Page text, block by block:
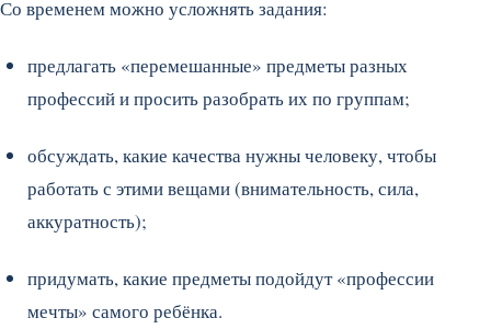
Со временем можно усложнять задания:
предлагать «перемешанные» предметы разных
профессий и просить разобрать их по группам;
обсуждать, какие качества нужны человеку, чтобы
работать с этими вещами (внимательность, сила,
аккуратность);
придумать, какие предметы подойдут «профессии
мечты» самого ребёнка.